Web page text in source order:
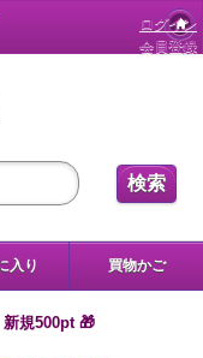
ログイン
会員登録
検索
入り 買物かご
新規500pt 🎁